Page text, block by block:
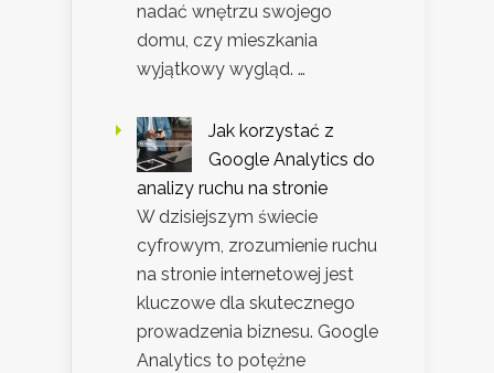
nadać wnętrzu swojego
domu, czy mieszkania
wyjątkowy wygląd. …
Jak korzystać z
Google Analytics do
analizy ruchu na stronie
W dzisiejszym świecie
cyfrowym, zrozumienie ruchu
na stronie internetowej jest
kluczowe dla skutecznego
prowadzenia biznesu. Google
Analytics to potężne